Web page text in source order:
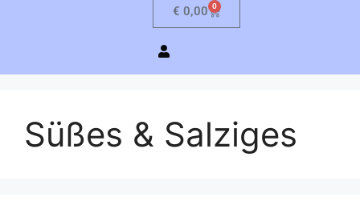
€ 0,00 0
Süßes & Salziges